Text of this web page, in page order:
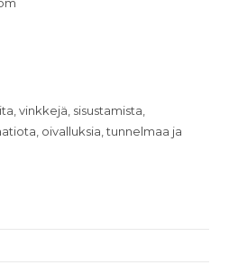
vinkkejä, sisustamista,
oivalluksia, tunnelmaa ja